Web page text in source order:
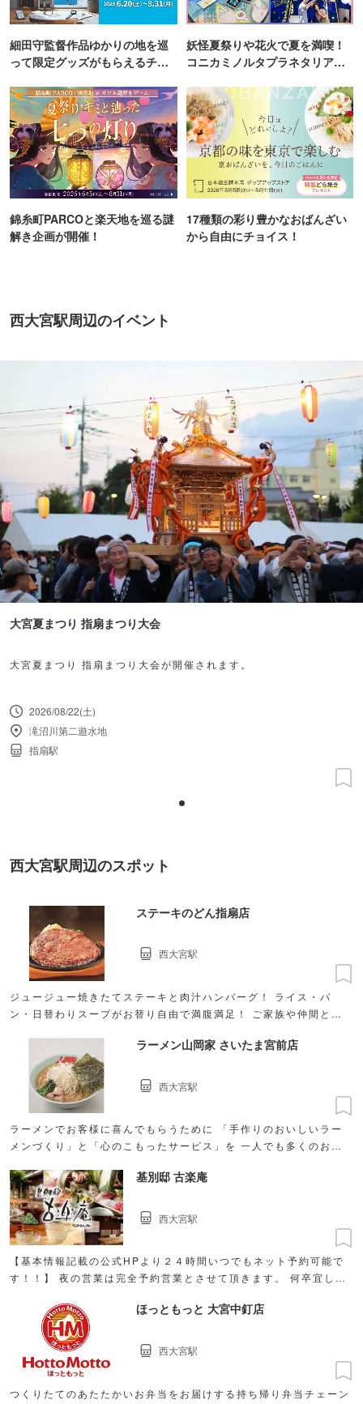
細田守監督作品ゆかりの地を巡
って限定グッズがもらえるチャ
妖怪夏祭りや花火で夏を満喫！
コニカミノルタプラネタリア
錦糸町PARCOと楽天地を巡る謎
解き企画が開催！
17種類の彩り豊かなおばんざい
から自由にチョイス！
西大宮駅周辺のイベント
大宮夏まつり 指扇まつり大会
大宮夏まつり 指扇まつり大会が開催されます。
2026/08/22(土)
滝沼川第二遊水地
指扇駅
西大宮駅周辺のスポット
ステーキのどん指扇店
ジュージュー焼きたてステーキと肉汁ハンバーグ！ ライス・パ
ン・日替わりスープがお替り自由で満腹満足！ ご家族や仲間と、
西大宮駅
ラーメン山岡家 さいたま宮前店
ラーメンでお客様に喜んでもらうために 「手作りのおいしいラー
メンづくり」と「心のこもったサービス」を 一人でも多くのお客
西大宮駅
基別邸 古楽庵
【基本情報記載の公式HPより２４時間いつでもネット予約可能で
す！！】 夜の営業は完全予約営業とさせて頂きます。 何卒宜しく
西大宮駅
ほっともっと 大宮中釘店
つくりたてのあたたかいお弁当をお届けする持ち帰り弁当チェーン
西大宮駅